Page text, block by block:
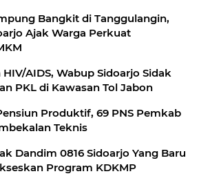
Bangkit di Tanggulangin,
Ajak Warga Perkuat
AIDS, Wabup Sidoarjo Sidak
PKL di Kawasan Tol Jabon
Produktif, 69 PNS Pemkab
Teknis
Dandim 0816 Sidoarjo Yang Baru
Program KDKMP